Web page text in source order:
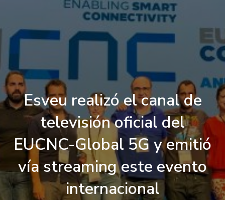
Esveu realizó el canal de
televisión oficial del
EUCNC-Global 5G y emitió
vía streaming este evento
internacional